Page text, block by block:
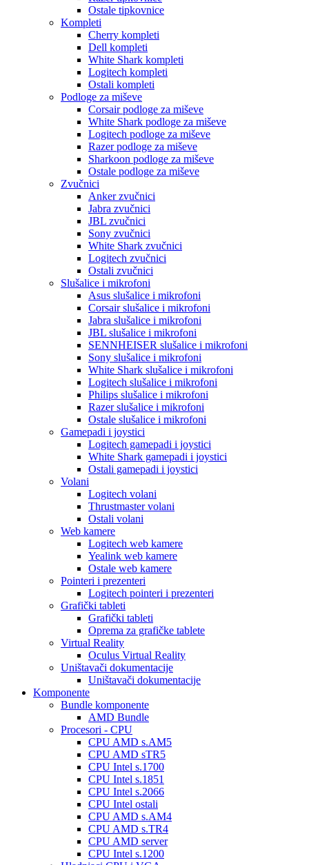
Ostale tipkovnice
Kompleti
Cherry kompleti
Dell kompleti
White Shark kompleti
Logitech kompleti
Ostali kompleti
Podloge za miševe
Corsair podloge za miševe
White Shark podloge za miševe
Logitech podloge za miševe
Razer podloge za miševe
Sharkoon podloge za miševe
Ostale podloge za miševe
Zvučnici
Anker zvučnici
Jabra zvučnici
JBL zvučnici
Sony zvučnici
White Shark zvučnici
Logitech zvučnici
Ostali zvučnici
Slušalice i mikrofoni
Asus slušalice i mikrofoni
Corsair slušalice i mikrofoni
Jabra slušalice i mikrofoni
JBL slušalice i mikrofoni
SENNHEISER slušalice i mikrofoni
Sony slušalice i mikrofoni
White Shark slušalice i mikrofoni
Logitech slušalice i mikrofoni
Philips slušalice i mikrofoni
Razer slušalice i mikrofoni
Ostale slušalice i mikrofoni
Gamepadi i joystici
Logitech gamepadi i joystici
White Shark gamepadi i joystici
Ostali gamepadi i joystici
Volani
Logitech volani
Thrustmaster volani
Ostali volani
Web kamere
Logitech web kamere
Yealink web kamere
Ostale web kamere
Pointeri i prezenteri
Logitech pointeri i prezenteri
Grafički tableti
Grafički tableti
Oprema za grafičke tablete
Virtual Reality
Oculus Virtual Reality
Uništavači dokumentacije
Uništavači dokumentacije
Komponente
Bundle komponente
AMD Bundle
Procesori - CPU
CPU AMD s.AM5
CPU AMD sTR5
CPU Intel s.1700
CPU Intel s.1851
CPU Intel s.2066
CPU Intel ostali
CPU AMD s.AM4
CPU AMD s.TR4
CPU AMD server
CPU Intel s.1200